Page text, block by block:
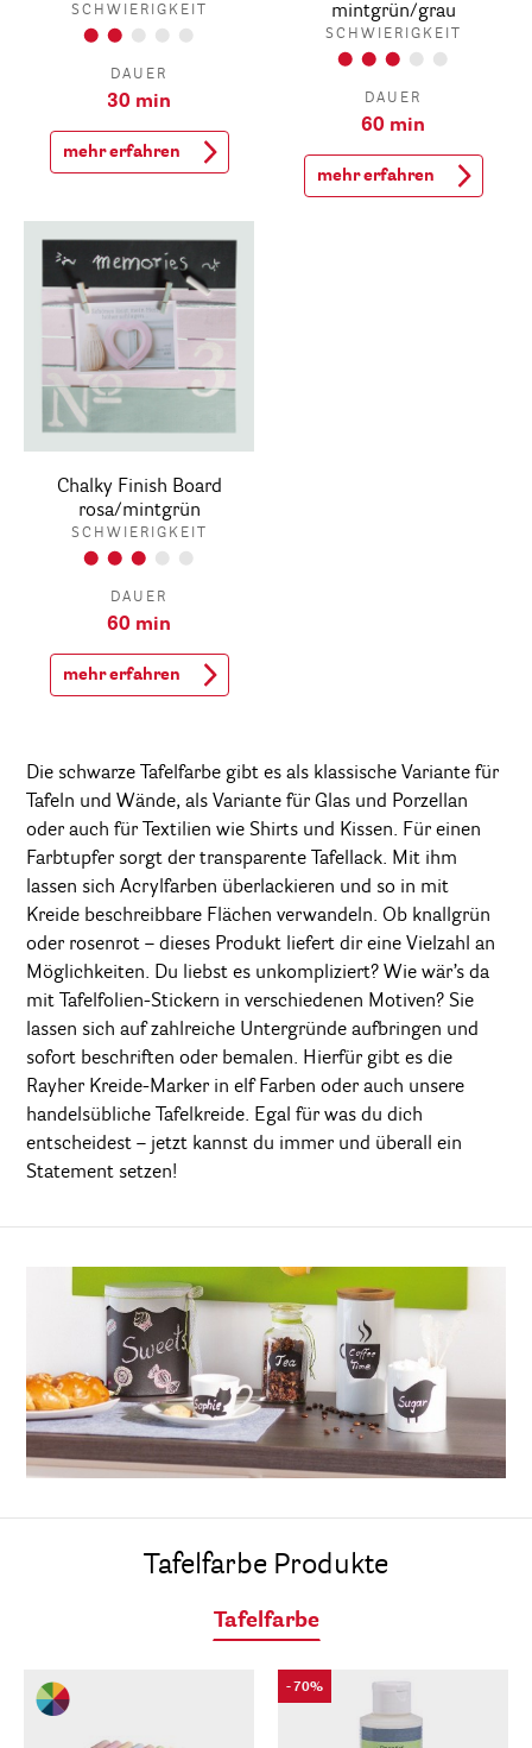
SCHWIERIGKEIT
DAUER
30 min
mehr erfahren
mintgrün/grau
SCHWIERIGKEIT
DAUER
60 min
mehr erfahren
Chalky Finish Board
rosa/mintgrün
SCHWIERIGKEIT
DAUER
60 min
mehr erfahren
Die schwarze Tafelfarbe gibt es als klassische Variante für
Tafeln und Wände, als Variante für Glas und Porzellan
oder auch für Textilien wie Shirts und Kissen. Für einen
Farbtupfer sorgt der transparente Tafellack. Mit ihm
lassen sich Acrylfarben überlackieren und so in mit
Kreide beschreibbare Flächen verwandeln. Ob knallgrün
oder rosenrot – dieses Produkt liefert dir eine Vielzahl an
Möglichkeiten. Du liebst es unkompliziert? Wie wär’s da
mit Tafelfolien-Stickern in verschiedenen Motiven? Sie
lassen sich auf zahlreiche Untergründe aufbringen und
sofort beschriften oder bemalen. Hierfür gibt es die
Rayher Kreide-Marker in elf Farben oder auch unsere
handelsübliche Tafelkreide. Egal für was du dich
entscheidest – jetzt kannst du immer und überall ein
Statement setzen!
Tafelfarbe Produkte
Tafelfarbe
- 70%